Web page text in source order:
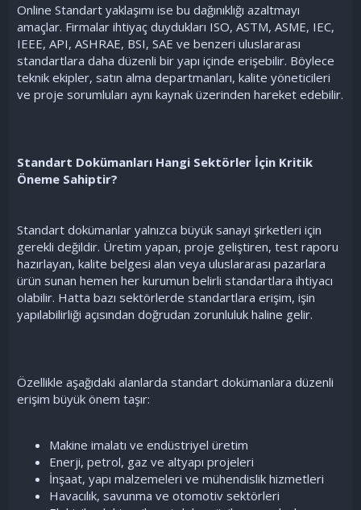
Online Standart yaklaşımı ise bu dağınıklığı azaltmayı
amaçlar. Firmalar ihtiyaç duydukları ISO, ASTM, ASME, IEC,
IEEE, API, ASHRAE, BSI, SAE ve benzeri uluslararası
standartlara daha düzenli bir yapı içinde erişebilir. Böylece
teknik ekipler, satın alma departmanları, kalite yöneticileri
ve proje sorumluları aynı kaynak üzerinden hareket edebilir.
Standart Dokümanları Hangi Sektörler İçin Kritik
Öneme Sahiptir?
Standart dokümanlar yalnızca büyük sanayi şirketleri için
gerekli değildir. Üretim yapan, proje geliştiren, test raporu
hazırlayan, kalite belgesi alan veya uluslararası pazarlara
ürün sunan hemen her kurumun belirli standartlara ihtiyacı
olabilir. Hatta bazı sektörlerde standartlara erişim, işin
yapılabilirliği açısından doğrudan zorunluluk haline gelir.
Özellikle aşağıdaki alanlarda standart dokümanlara düzenli
erişim büyük önem taşır:
Makine imalatı ve endüstriyel üretim
Enerji, petrol, gaz ve altyapı projeleri
İnşaat, yapı malzemeleri ve mühendislik hizmetleri
Havacılık, savunma ve otomotiv sektörleri